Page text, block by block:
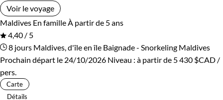
Voir le voyage
Maldives En famille À partir de 5 ans
4,40 / 5
8 jours Maldives, d'île en île Baignade - Snorkeling Maldives
Prochain départ le 24/10/2026 Niveau : à partir de 5 430 $CAD /
pers.
Carte
Détails